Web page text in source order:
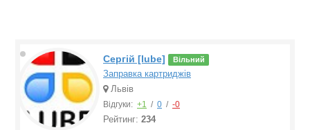
Сергій [lube] Вільний
Заправка картриджів
Львів
Відгуки: +1 / 0 / -0
Рейтинг: 234